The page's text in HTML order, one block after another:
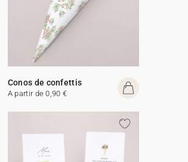
Conos de confettis
A partir de 0,90 €